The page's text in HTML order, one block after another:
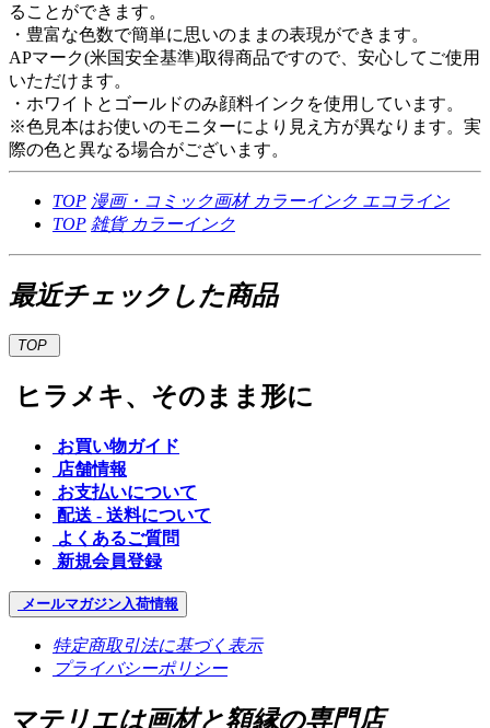
ることができます。
・豊富な色数で簡単に思いのままの表現ができます。
APマーク(米国安全基準)取得商品ですので、安心してご使用
いただけます。
・ホワイトとゴールドのみ顔料インクを使用しています。
※色見本はお使いのモニターにより見え方が異なります。実
際の色と異なる場合がございます。
TOP 漫画・コミック画材 カラーインク エコライン
TOP 雑貨 カラーインク
最近チェックした商品
TOP
ヒラメキ、そのまま形に
お買い物ガイド
店舗情報
お支払いについて
配送 - 送料について
よくあるご質問
新規会員登録
メールマガジン入荷情報
特定商取引法に基づく表示
プライバシーポリシー
マテリエは画材と額縁の専門店